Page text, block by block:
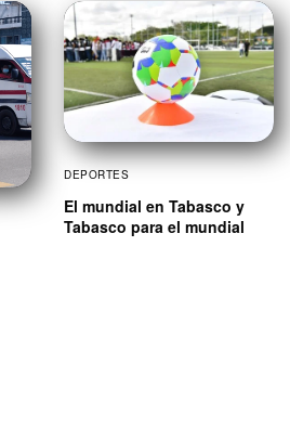
DEPORTES
El mundial en Tabasco y
Tabasco para el mundial